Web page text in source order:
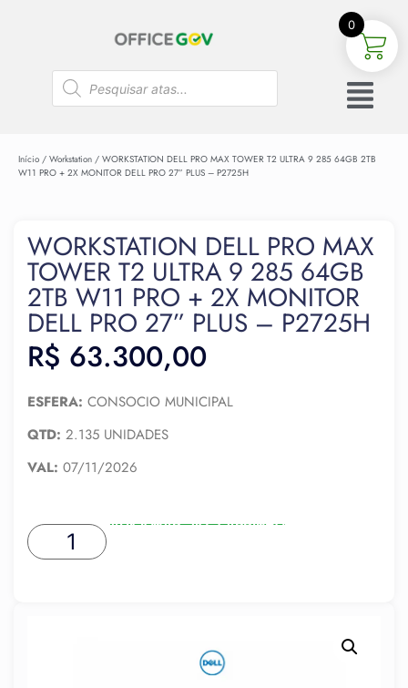
Início / Workstation / WORKSTATION DELL PRO MAX TOWER T2 ULTRA 9 285 64GB 2TB
W11 PRO + 2X MONITOR DELL PRO 27” PLUS – P2725H
WORKSTATION DELL PRO MAX
TOWER T2 ULTRA 9 285 64GB
2TB W11 PRO + 2X MONITOR
DELL PRO 27” PLUS – P2725H
R$ 63.300,00
ESFERA: CONSOCIO MUNICIPAL
QTD: 2.135 UNIDADES
VAL: 07/11/2026
ADICIONAR AO CARRINHO
0